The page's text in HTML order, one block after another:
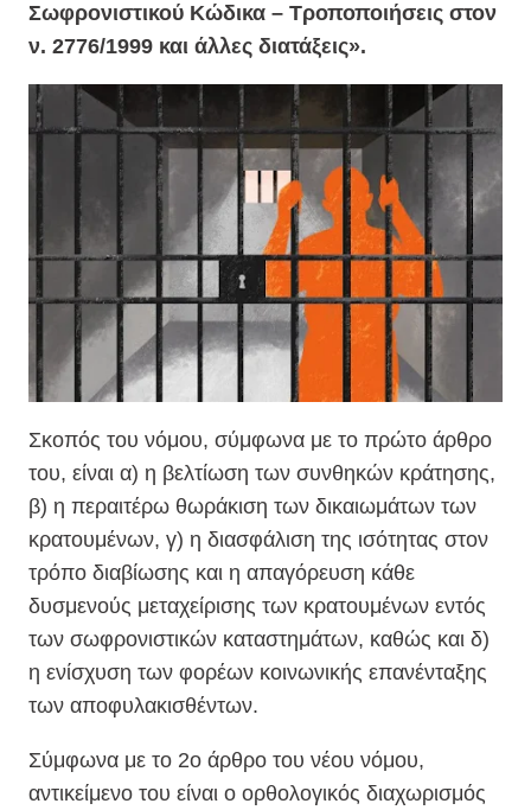
Σωφρονιστικού Κώδικα – Τροποποιήσεις στον
ν. 2776/1999 και άλλες διατάξεις».
Σκοπός του νόμου, σύμφωνα με το πρώτο άρθρο
του, είναι α) η βελτίωση των συνθηκών κράτησης,
β) η περαιτέρω θωράκιση των δικαιωμάτων των
κρατουμένων, γ) η διασφάλιση της ισότητας στον
τρόπο διαβίωσης και η απαγόρευση κάθε
δυσμενούς μεταχείρισης των κρατουμένων εντός
των σωφρονιστικών καταστημάτων, καθώς και δ)
η ενίσχυση των φορέων κοινωνικής επανένταξης
των αποφυλακισθέντων.
Σύμφωνα με το 2ο άρθρο του νέου νόμου,
αντικείμενο του είναι ο ορθολογικός διαχωρισμός